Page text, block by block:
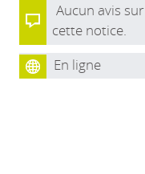
Aucun avis sur
cette notice.
En ligne